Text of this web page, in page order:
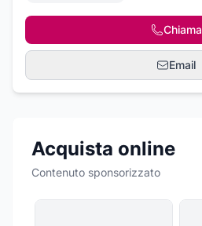
Chiama
Email
Acquista online
Contenuto sponsorizzato